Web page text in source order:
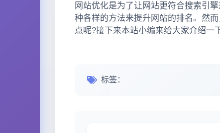
网站优化是为了让网站更符合搜索引
种各样的方法来提升网站的排名。然
点呢?接下来本站小编来给大家介绍一
标签：